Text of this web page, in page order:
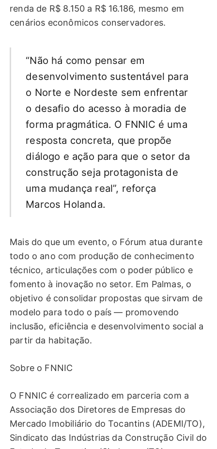
renda de R$ 8.150 a R$ 16.186, mesmo em
cenários econômicos conservadores.
“Não há como pensar em
desenvolvimento sustentável para
o Norte e Nordeste sem enfrentar
o desafio do acesso à moradia de
forma pragmática. O FNNIC é uma
resposta concreta, que propõe
diálogo e ação para que o setor da
construção seja protagonista de
uma mudança real”, reforça
Marcos Holanda.
Mais do que um evento, o Fórum atua durante
todo o ano com produção de conhecimento
técnico, articulações com o poder público e
fomento à inovação no setor. Em Palmas, o
objetivo é consolidar propostas que sirvam de
modelo para todo o país — promovendo
inclusão, eficiência e desenvolvimento social a
partir da habitação.
Sobre o FNNIC
O FNNIC é correalizado em parceria com a
Associação dos Diretores de Empresas do
Mercado Imobiliário do Tocantins (ADEMI/TO),
Sindicato das Indústrias da Construção Civil do